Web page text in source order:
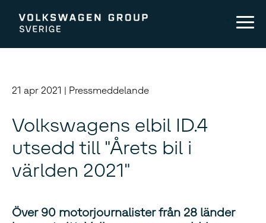
21 apr 2021 | Pressmeddelande
Volkswagens elbil ID.4
utsedd till "Årets bil i
världen 2021"
Över 90 motorjournalister från 28 länder